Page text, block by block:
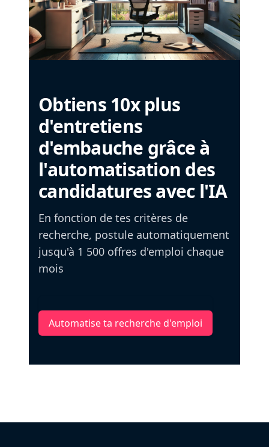
Obtiens 10x plus
d'entretiens
d'embauche grâce à
l'automatisation des
candidatures avec l'IA
En fonction de tes critères de
recherche, postule automatiquement
jusqu'à 1 500 offres d'emploi chaque
mois
Automatise ta recherche d'emploi